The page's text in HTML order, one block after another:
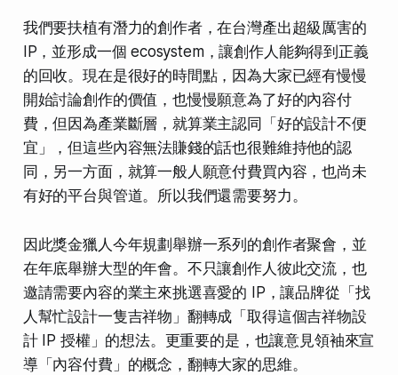
我們要扶植有潛力的創作者，在台灣產出超級厲害的
IP，並形成一個 ecosystem，讓創作人能夠得到正義
的回收。現在是很好的時間點，因為大家已經有慢慢
開始討論創作的價值，也慢慢願意為了好的內容付
費，但因為產業斷層，就算業主認同「好的設計不便
宜」，但這些內容無法賺錢的話也很難維持他的認
同，另一方面，就算一般人願意付費買內容，也尚未
有好的平台與管道。所以我們還需要努力。
因此獎金獵人今年規劃舉辦一系列的創作者聚會，並
在年底舉辦大型的年會。不只讓創作人彼此交流，也
邀請需要內容的業主來挑選喜愛的 IP，讓品牌從「找
人幫忙設計一隻吉祥物」翻轉成「取得這個吉祥物設
計 IP 授權」的想法。更重要的是，也讓意見領袖來宣
導「內容付費」的概念，翻轉大家的思維。